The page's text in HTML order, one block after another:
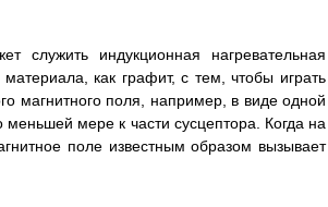
служить индукционная нагревательная
как графит, с тем, чтобы играть
магнитного поля, например, в виде одной
мере к части сусцептора. Когда на
поле известным образом вызывает